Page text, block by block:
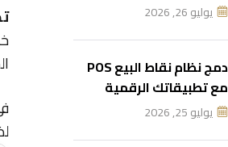
يوليو 26, 2026
دمج نظام نقاط البيع POS
مع تطبيقاتك الرقمية
يوليو 25, 2026